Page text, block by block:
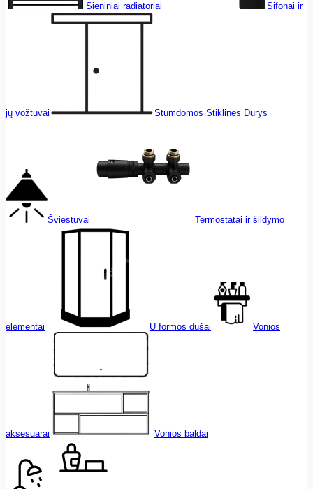
Sieniniai radiatoriai Sifonai ir
jų vožtuvai Stumdomos Stiklinės Durys
Šviestuvai Termostatai ir šildymo
elementai U formos dušai Vonios
aksesuarai Vonios baldai